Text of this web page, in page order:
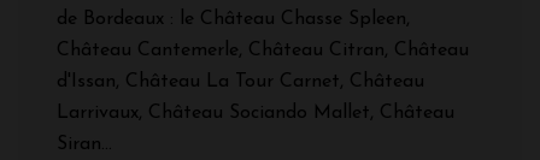
de Bordeaux : le Château Chasse Spleen,
Château Cantemerle, Château Citran, Château
d'Issan, Château La Tour Carnet, Château
Larrivaux, Château Sociando Mallet, Château
Siran...